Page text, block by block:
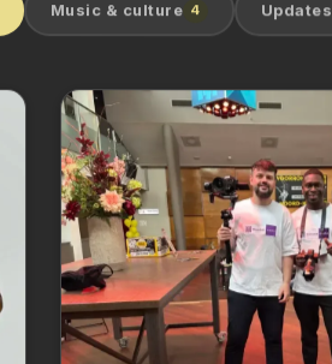
Music & culture 4 Updates